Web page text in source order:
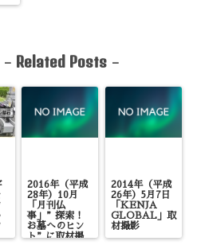
- Related Posts-
2016年（平成
28年）10月
「月刊仏
事」”探索！
お墓へのヒン
ト”に取材掲
2014年（平成
26年）5月7日
「KENJA
GLOBAL」取
材撮影